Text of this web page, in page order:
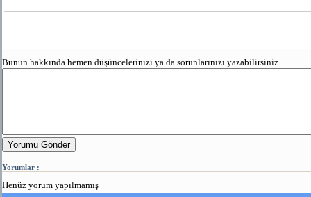
Bunun hakkında hemen düşüncelerinizi ya da sorunlarınızı yazabilirsiniz...
Yorumu Gönder
Yorumlar :
Henüz yorum yapılmamış